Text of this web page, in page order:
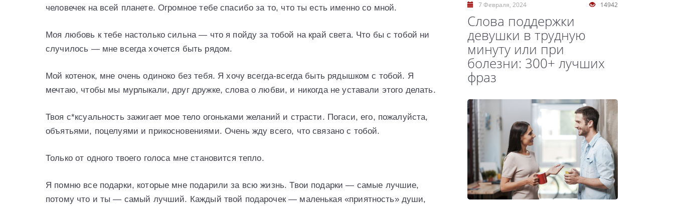
человечек на всей планете. Огромное тебе спасибо за то, что ты есть именно со мной.
Моя любовь к тебе настолько сильна — что я пойду за тобой на край света. Что бы с тобой ни
случилось — мне всегда хочется быть рядом.
Мой котенок, мне очень одиноко без тебя. Я хочу всегда-всегда быть рядышком с тобой. Я
мечтаю, чтобы мы мурлыкали, друг дружке, слова о любви, и никогда не уставали этого делать.
Твоя с*ксуальность зажигает мое тело огоньками желаний и страсти. Погаси, его, пожалуйста,
объятьями, поцелуями и прикосновениями. Очень жду всего, что связано с тобой.
Только от одного твоего голоса мне становится тепло.
Я помню все подарки, которые мне подарили за всю жизнь. Твои подарки — самые лучшие,
потому что и ты — самый лучший. Каждый твой подарочек — маленькая «приятность» души,
14942
7 Февраля, 2024
Слова поддержки
девушки в трудную
минуту или при
болезни: 300+ лучших
фраз